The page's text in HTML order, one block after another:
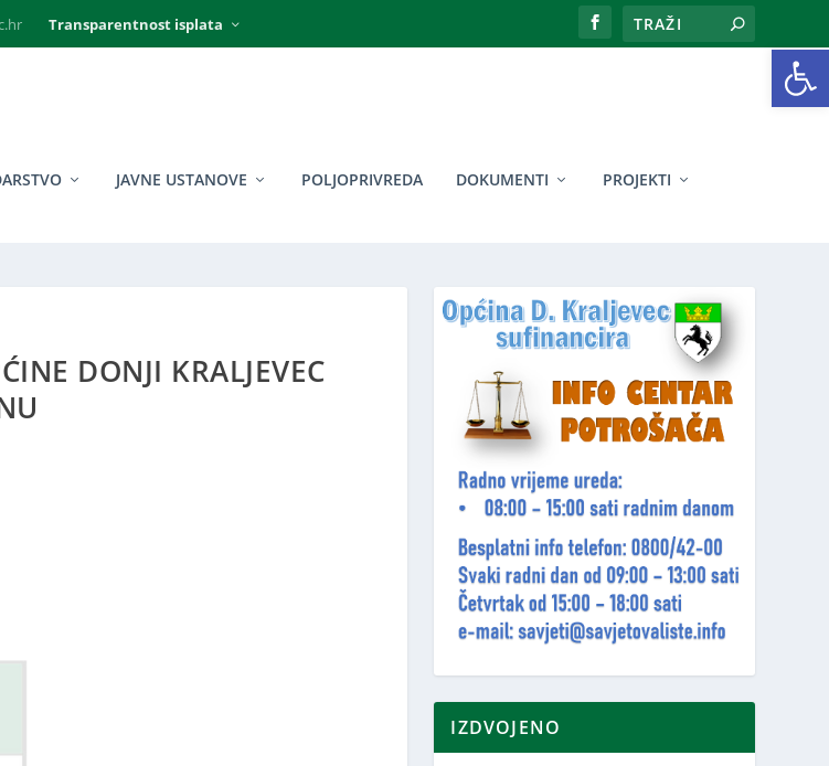
Open toolbar
Transparentnost isplata
JAVNE USTANOVE POLJOPRIVREDA DOKUMENTI PROJEKTI
DONJI KRALJEVEC
IZDVOJENO